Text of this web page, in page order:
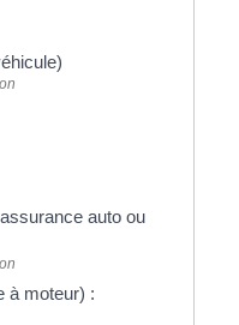
auto ou
à moteur) :